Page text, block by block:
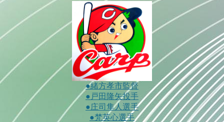
●緒方孝市監督
●戸田隆矢投手
●庄司隼人選手
●梵英心選手